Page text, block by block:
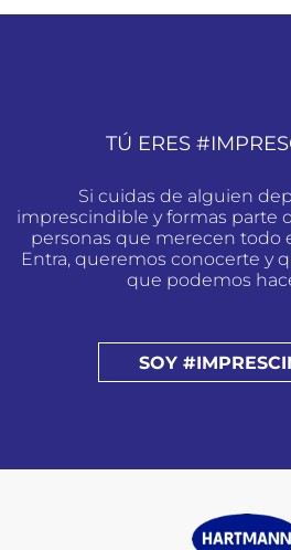
TÚ ERES
Si cuidas de alguien
imprescindible y formas parte
personas que merecen todo
Entra, queremos conocerte y
que podemos
SOY